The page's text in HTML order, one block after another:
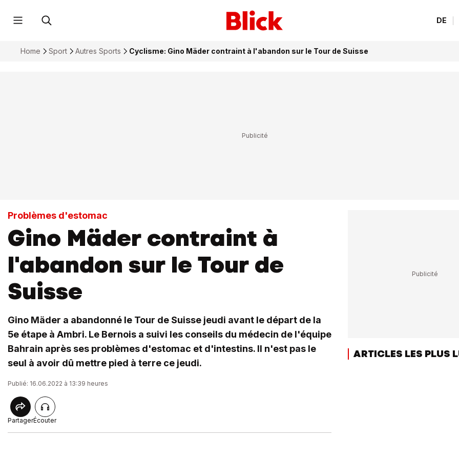
DE
Home Sport Autres Sports Cyclisme: Gino Mäder contraint à l'abandon sur le Tour de Suisse
Problèmes d'estomac
Gino Mäder contraint à
l'abandon sur le Tour de
Suisse
Gino Mäder a abandonné le Tour de Suisse jeudi avant le départ de la
5e étape à Ambri. Le Bernois a suivi les conseils du médecin de l'équipe
Bahrain après ses problèmes d'estomac et d'intestins. Il n'est pas le
seul à avoir dû mettre pied à terre ce jeudi.
Publié: 16.06.2022 à 13:39 heures
PartagerÉcouter
ARTICLES LES PLUS